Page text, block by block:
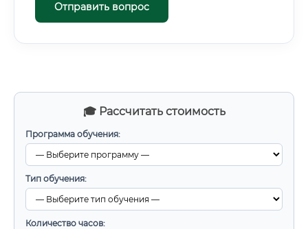
🎓 Рассчитать стоимость
Программа обучения:
Тип обучения:
Количество часов:
Отправить вопрос